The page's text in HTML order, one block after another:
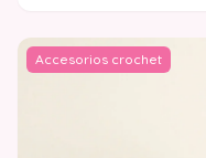
Accesorios crochet